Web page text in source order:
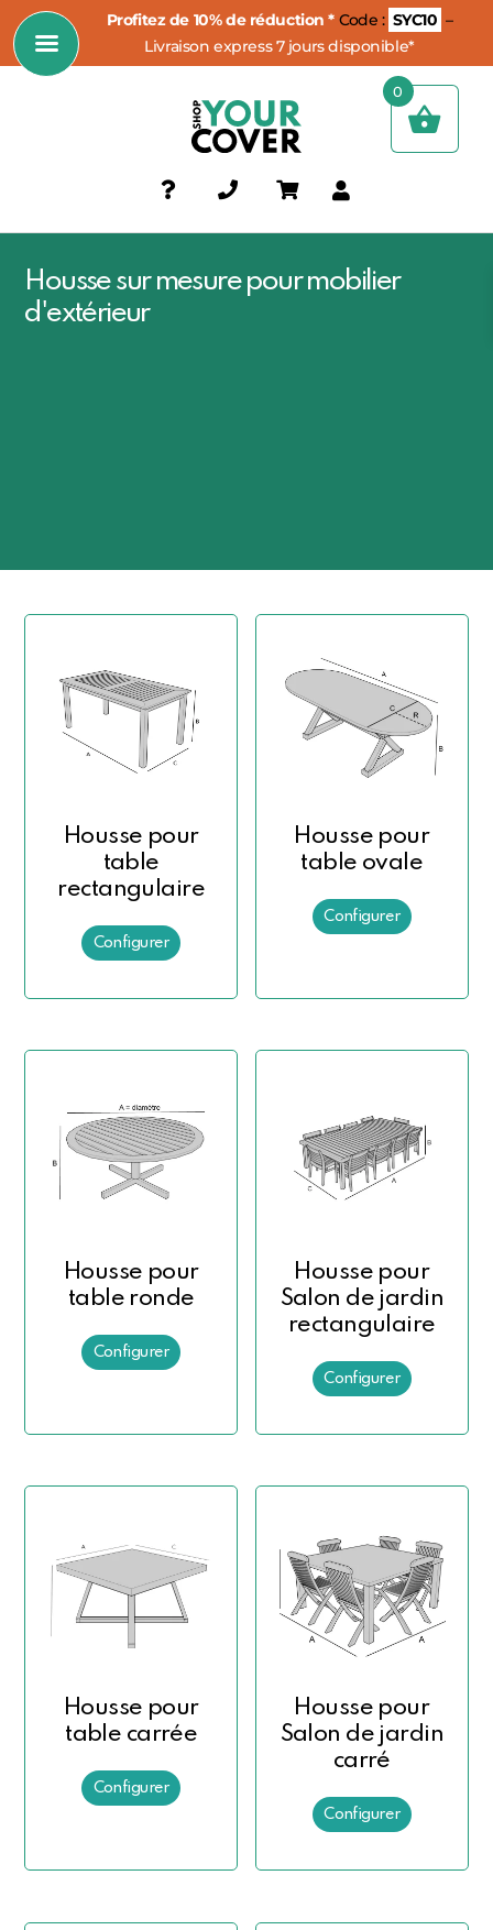
Profitez de 10% de réduction * Code : SYC10 –
Livraison express 7 jours disponible*
Housse sur mesure pour mobilier
d'extérieur
Housse pour
table
rectangulaire
Housse pour
table ovale
Housse pour
table ronde
Housse pour
Salon de jardin
rectangulaire
Housse pour
table carrée
Housse pour
Salon de jardin
carré
0